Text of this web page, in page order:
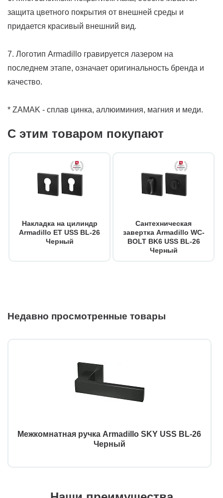
защита цветного покрытия от внешней среды и
придается красивый внешний вид.
7. Логотип Armadillo гравируется лазером на
последнем этапе, означает оригинальность бренда и
качество.
* ZAMAK - сплав цинка, аллюиминия, магния и меди.
С этим товаром покупают
Накладка на цилиндр
Armadillo ET USS BL-26
Черный
Сантехническая
завертка Armadillo WC-
BOLT BK6 USS BL-26
Черный
Недавно просмотренные товары
Межкомнатная ручка Armadillo SKY USS BL-26
Черный